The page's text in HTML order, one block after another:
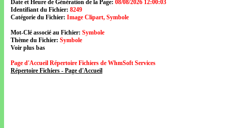
Date et Heure de Génération de la Page: 08/08/2026 12:00:03
Identifiant du Fichier: 8249
Catégorie du Fichier: Image Clipart, Symbole
Mot-Clé associé au Fichier: Symbole
Thème du Fichier: Symbole
Voir plus bas
Page d'Accueil Répertoire Fichiers de WhmSoft Services
Répertoire Fichiers - Page d'Accueil